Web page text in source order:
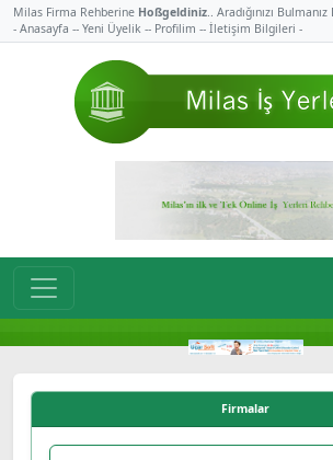
Milas Firma Rehberine Hoßgeldiniz.. Aradığınızı
- Anasayfa -- Yeni Üyelik -- Profilim -- İletişim Bilgileri -
Firmalar